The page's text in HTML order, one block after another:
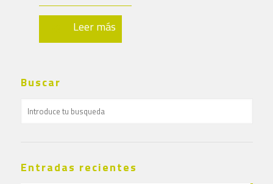
Leer más
Buscar
Entradas recientes